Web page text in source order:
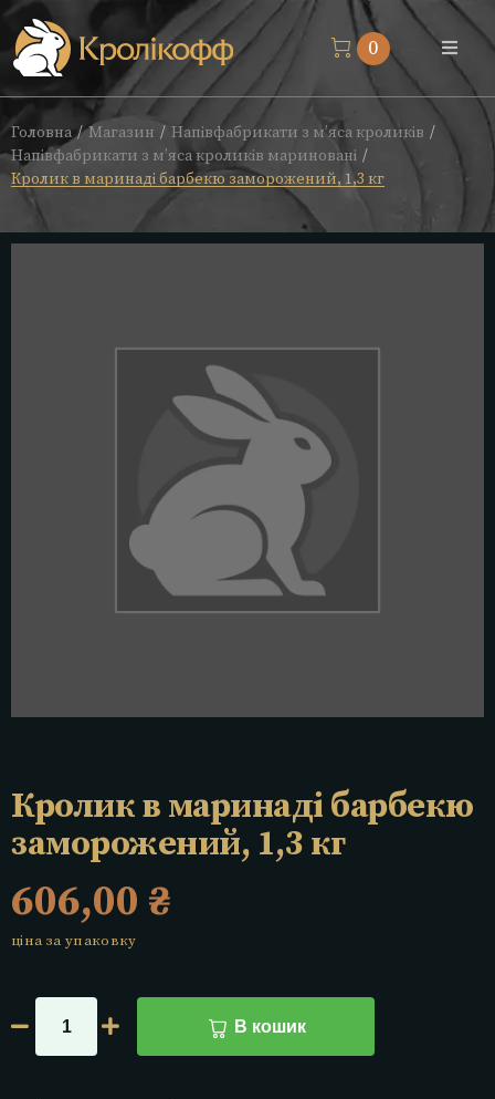
Магазин
Про нас
Доставка
0
Головна / Магазин / Напівфабрикати з м’яса кроликів /
Напівфабрикати з м’яса кроликів мариновані /
Кролик в маринаді барбекю заморожений, 1,3 кг
Кролик в маринаді барбекю
заморожений, 1,3 кг
606,00 ₴
ціна за упаковку
В кошик